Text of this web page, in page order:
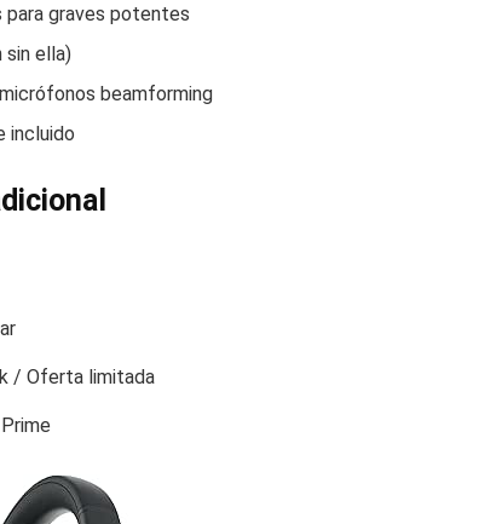
para graves potentes
sin ella)
beamforming
incluido
/ Oferta limitada